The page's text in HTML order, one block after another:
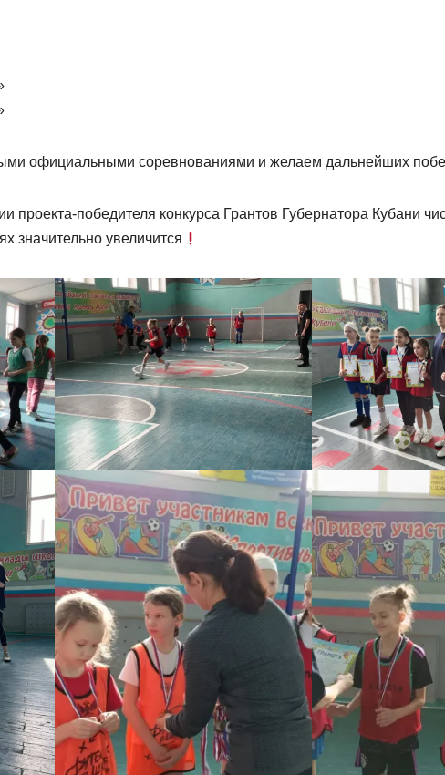
официальными соревнованиями и желаем дальнейших
проекта-победителя конкурса Грантов Губернатора Кубани
значительно увеличится